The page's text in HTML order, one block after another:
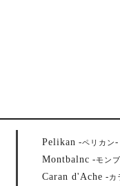
Pelikan -ペリカン-
Montbalnc -モン
Caran d'Ache -カ